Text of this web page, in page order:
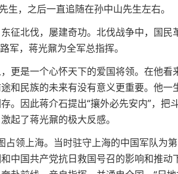
生，之后一直追随在孙中山先生左右。
征北伐，屡建奇功。北伐战争中，国民
军，蒋光鼐为全军总指挥。
更是一个心怀天下的爱国将领。在他看
和民族的未来有没有意义更重要。他一
。因此蒋介石提出“攘外必先安内”，把
起了蒋光鼐的极大反感。
领上海。当时驻守上海的中国军队为
中国共产党抗日救国号召的影响和推动